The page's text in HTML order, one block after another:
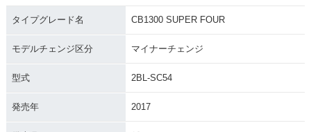
2023年 CB1300 SU
チェンジ
2023年 CB1300 SU
h Anniversary・特
2023年 CB1300 SU
タイプグレード名 CB1300 SUPER FOUR
モデルチェンジ区分 マイナーチェンジ
型式 2BL-SC54
発売年 2017